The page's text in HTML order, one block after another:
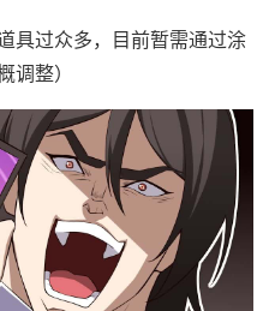
具过众多，目前暂需通过涂
调整）